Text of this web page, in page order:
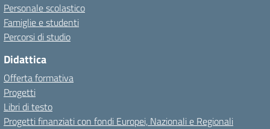
Personale scolastico
Famiglie e studenti
Percorsi di studio
Didattica
Offerta formativa
Progetti
Libri di testo
Progetti finanziati con fondi Europei, Nazionali e Regionali